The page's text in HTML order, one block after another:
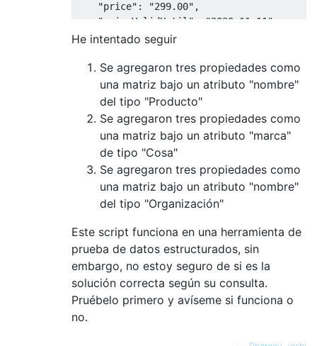
    "price": "299.00",
    "priceValidUntil": "2020-11-11",
"itemCondition": "http://schema.org/
    "seller": {
      "@type": "Organization",
      "name": [
    "Backpack Billboards",
    "Human Billboards",
    "Walking Billboards"
      ]
    }
He intentado seguir
Se agregaron tres propiedades como
una matriz bajo un atributo "nombre"
del tipo "Producto"
Se agregaron tres propiedades como
una matriz bajo un atributo "marca"
de tipo "Cosa"
Se agregaron tres propiedades como
una matriz bajo un atributo "nombre"
del tipo "Organización"
Este script funciona en una herramienta de
prueba de datos estructurados, sin
embargo, no estoy seguro de si es la
solución correcta según su consulta.
Pruébelo primero y avíseme si funciona o
no.